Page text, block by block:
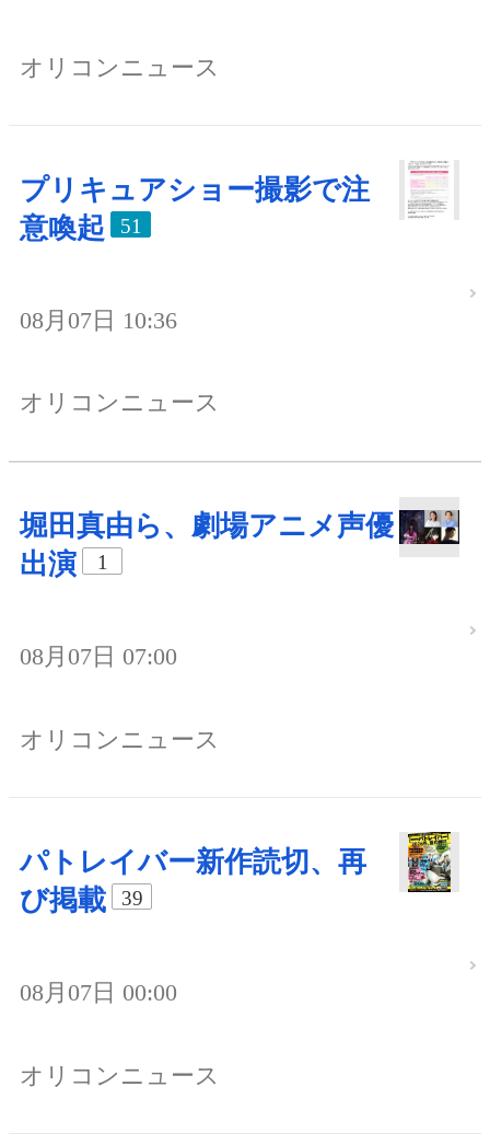
オリコンニュース
プリキュアショー撮影で注
意喚起
51
08月07日 10:36
オリコンニュース
堀田真由ら、劇場アニメ声優
出演
1
08月07日 07:00
オリコンニュース
パトレイバー新作読切、再
び掲載
39
08月07日 00:00
オリコンニュース